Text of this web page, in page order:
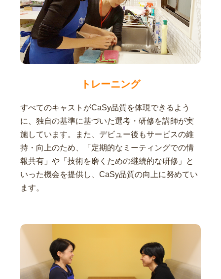
トレーニング
すべてのキャストがCaSy品質を体現できるよう
に、独自の基準に基づいた選考・研修を講師が実
施しています。また、デビュー後もサービスの維
持・向上のため、「定期的なミーティングでの情
報共有」や「技術を磨くための継続的な研修」と
いった機会を提供し、CaSy品質の向上に努めてい
ます。